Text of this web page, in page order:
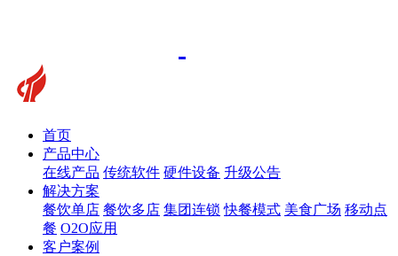
首页
产品中心
在线产品 传统软件 硬件设备 升级公告
解决方案
餐饮单店 餐饮多店 集团连锁 快餐模式 美食广场 移动点
餐 O2O应用
客户案例